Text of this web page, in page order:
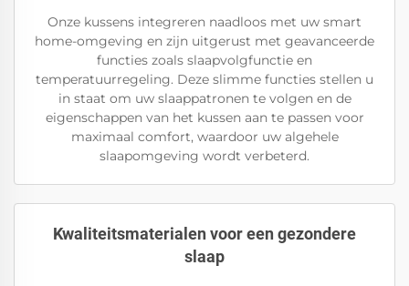
Onze kussens integreren naadloos met uw smart
home-omgeving en zijn uitgerust met geavanceerde
functies zoals slaapvolgfunctie en
temperatuurregeling. Deze slimme functies stellen u
in staat om uw slaappatronen te volgen en de
eigenschappen van het kussen aan te passen voor
maximaal comfort, waardoor uw algehele
slaapomgeving wordt verbeterd.
Kwaliteitsmaterialen voor een gezondere
slaap